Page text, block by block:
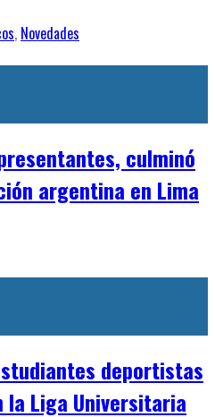
, Novedades
culminó
argentina en Lima
deportistas
la Liga Universitaria